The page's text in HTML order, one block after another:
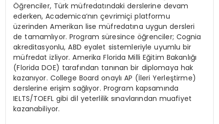
Öğrenciler, Türk müfredatındaki derslerine devam
ederken, Academica’nın çevrimiçi platformu
üzerinden Amerikan lise müfredatına uygun dersleri
de tamamlıyor. Program süresince öğrenciler; Cognia
akreditasyonlu, ABD eyalet sistemleriyle uyumlu bir
müfredat izliyor. Amerika Florida Milli Eğitim Bakanlığı
(Florida DOE) tarafından tanınan bir diplomaya hak
kazanıyor. College Board onaylı AP (İleri Yerleştirme)
derslerine erişim sağlıyor. Program kapsamında
IELTS/TOEFL gibi dil yeterlilik sınavlarından muafiyet
kazanabiliyor.